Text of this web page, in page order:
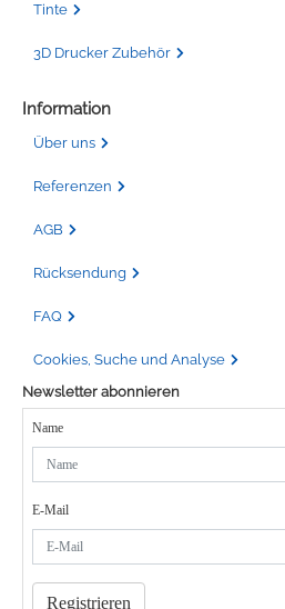
Tinte
3D Drucker Zubehör
Information
Über uns
Referenzen
AGB
Rücksendung
FAQ
Cookies, Suche und Analyse
Newsletter abonnieren
Name
E-Mail
Registrieren